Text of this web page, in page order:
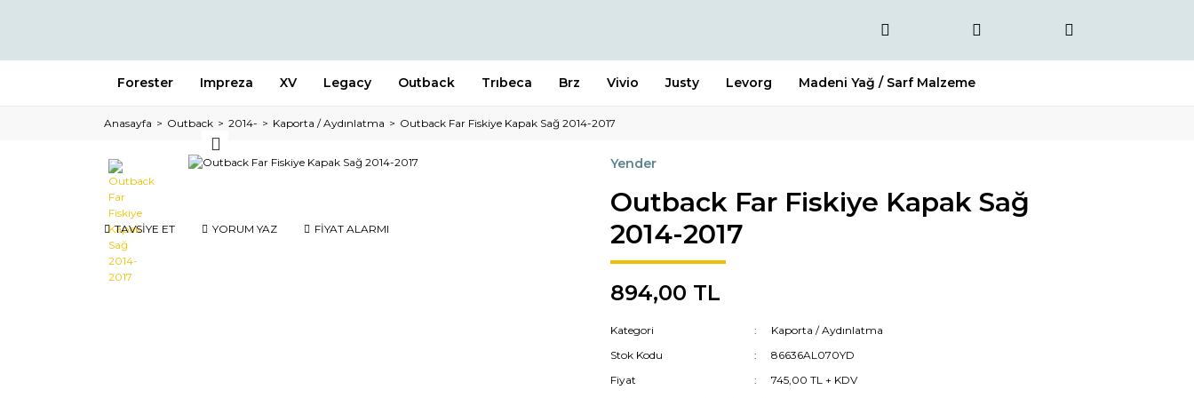
Forester Impreza XV Legacy Outback Trıbeca Brz Vivio Justy Levorg Madeni Yağ / Sarf Malzeme
Anasayfa Outback 2014- Kaporta / Aydınlatma Outback Far Fiskiye Kapak Sağ 2014-2017
TAVSİYE ET YORUM YAZ FİYAT ALARMI
Yender
Outback Far Fiskiye Kapak Sağ
2014-2017
894,00 TL
Kategori
Kaporta / Aydınlatma
Stok Kodu
86636AL070YD
Fiyat
745,00 TL + KDV